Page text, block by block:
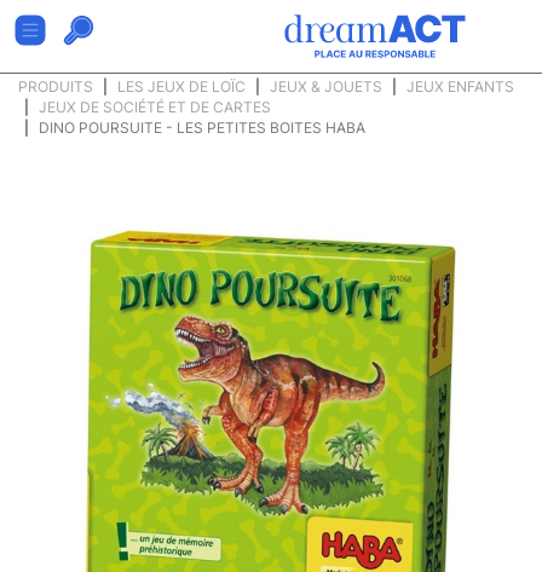
PRODUITS LES JEUX DE LOÏC JEUX & JOUETS
JEUX ENFANTS
JEUX DE SOCIÉTÉ ET DE CARTES
DINO POURSUITE - LES PETITES BOITES HABA